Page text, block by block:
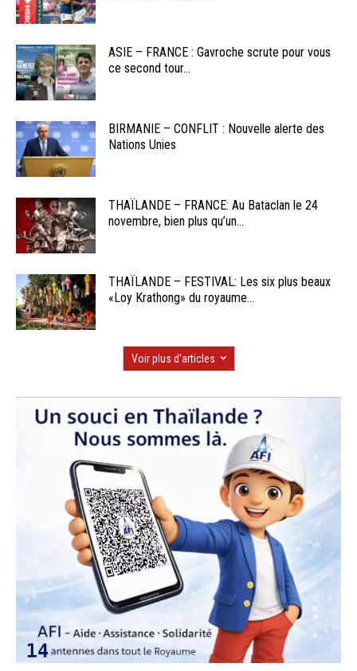
ASIE – FRANCE : Gavroche scrute pour vous
ce second tour...
BIRMANIE – CONFLIT : Nouvelle alerte des
Nations Unies
THAÏLANDE – FRANCE: Au Bataclan le 24
novembre, bien plus qu’un...
THAÏLANDE – FESTIVAL: Les six plus beaux
«Loy Krathong» du royaume...
Voir plus d'articles